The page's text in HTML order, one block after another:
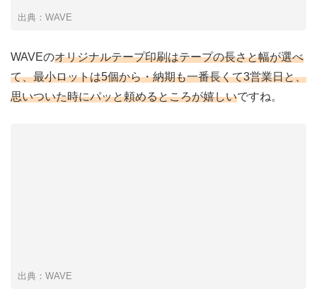
出典：WAVE
WAVEのオリジナルテープ印刷はテープの長さと幅が選べ
て、最小ロットは5個から・納期も一番長くて3営業日と、
思いついた時にパッと頼めるところが嬉しいですね。
出典：WAVE